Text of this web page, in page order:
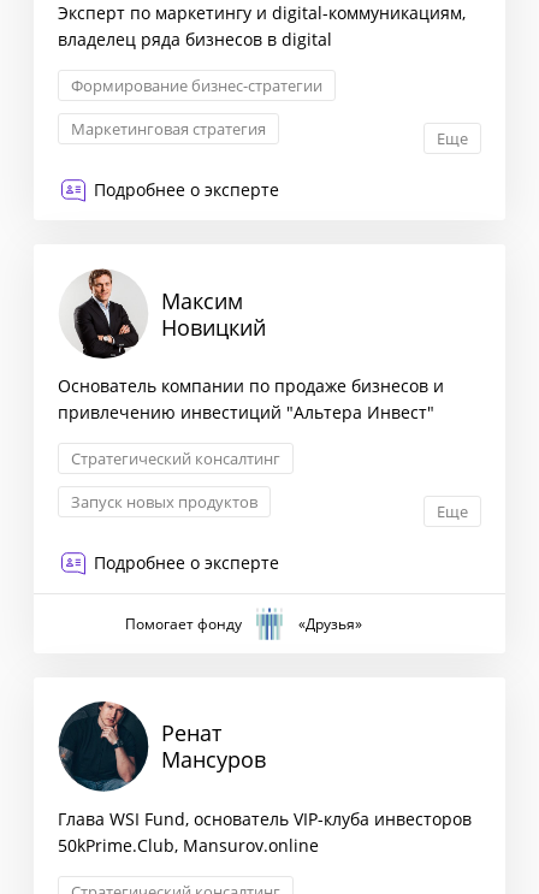
Эксперт по маркетингу и digital-коммуникациям,
владелец ряда бизнесов в digital
Формирование бизнес-стратегии
Маркетинговая стратегия
Еще
Подробнее о эксперте
Максим
Новицкий
Основатель компании по продаже бизнесов и
привлечению инвестиций "Альтера Инвест"
Стратегический консалтинг
Запуск новых продуктов
Создание финансовой модели
Еще
Подробнее о эксперте
Помогает фонду «Друзья»
Ренат
Мансуров
Глава WSI Fund, основатель VIP-клуба инвесторов
50kPrime.Сlub, Mansurov.online